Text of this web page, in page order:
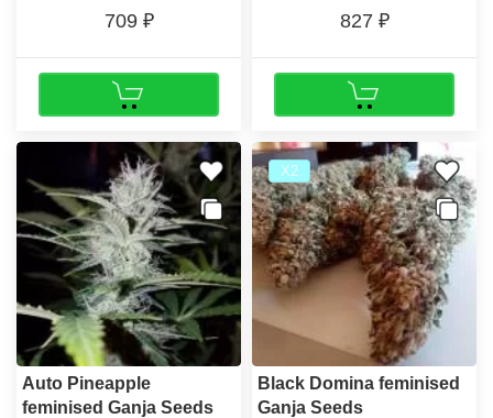
709 827
Auto Pineapple
feminised Ganja Seeds
Х2
Black Domina feminised
Ganja Seeds